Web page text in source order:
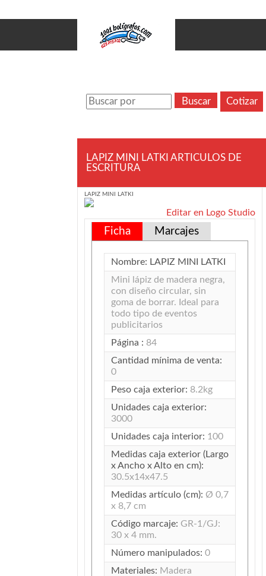
LAPIZ MINI LATKI ARTICULOS DE
ESCRITURA
LAPIZ MINI LATKI
Editar en Logo Studio
Ficha Marcajes
Nombre: LAPIZ MINI LATKI
Mini lápiz de madera negra,
con diseño circular, sin
goma de borrar. Ideal para
todo tipo de eventos
publicitarios
Página : 84
Cantidad mínima de venta:
0
Peso caja exterior: 8.2kg
Unidades caja exterior:
3000
Unidades caja interior: 100
Medidas caja exterior (Largo
x Ancho x Alto en cm):
30.5x14x47.5
Medidas artículo (cm): Ø 0,7
x 8,7 cm
Código marcaje: GR-1/GJ:
30 x 4 mm.
Número manipulados: 0
Materiales: Madera